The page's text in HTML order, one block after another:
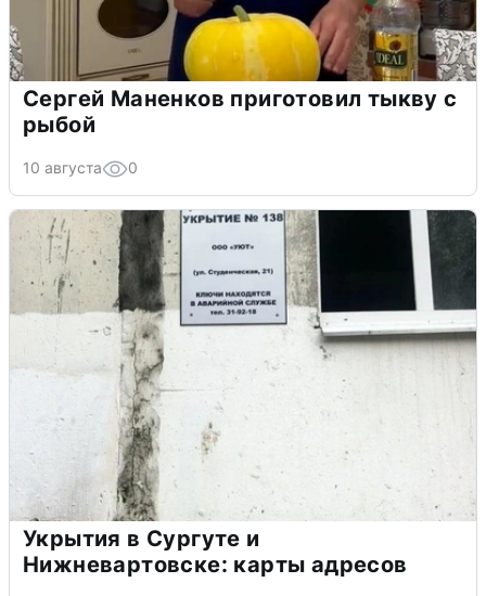
Сергей Маненков приготовил тыкву с
рыбой
10 августа 0
Укрытия в Сургуте и
Нижневартовске: карты адресов